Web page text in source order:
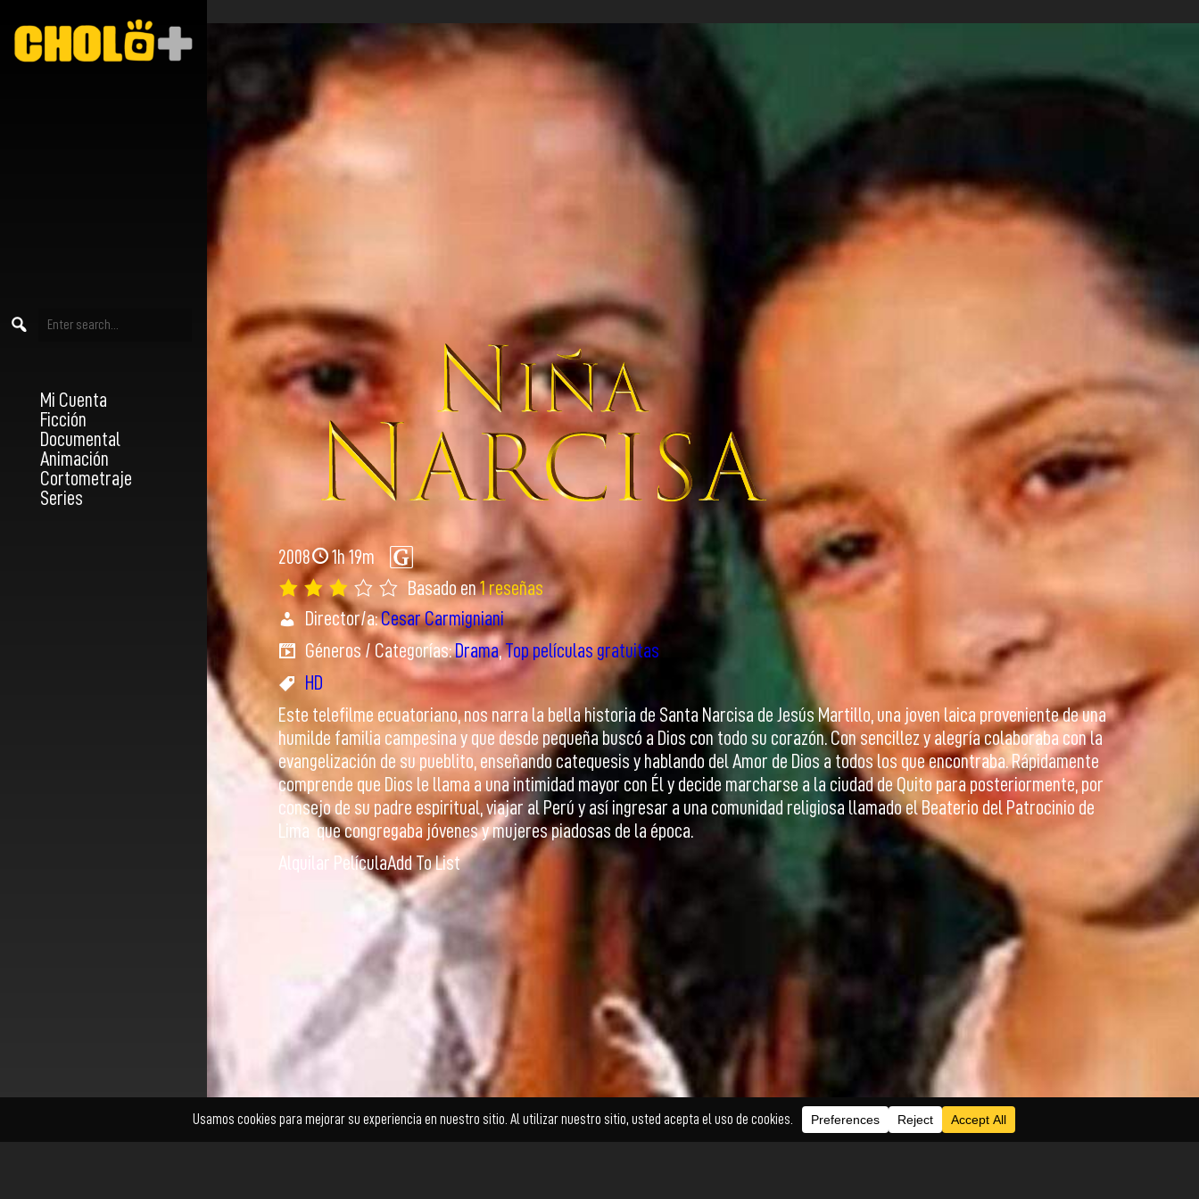
Mi Cuenta
Ficción
Documental
Animación
Cortometraje
Series
2008
1h 19m
Basado en1 reseñas
Director/a:Cesar Carmigniani
Géneros / Categorías:Drama,Top películas gratuitas
HD
Este telefilme ecuatoriano, nos narra la bella historia de Santa Narcisa de Jesús Martillo, una joven laica proveniente de una
humilde familia campesina y que desde pequeña buscó a Dios con todo su corazón. Con sencillez y alegría colaboraba con la
evangelización de su pueblito, enseñando catequesis y hablando del Amor de Dios a todos los que encontraba. Rápidamente
comprende que Dios le llama a una intimidad mayor con Él y decide marcharse a la ciudad de Quito para posteriormente, por
consejo de su padre espiritual, viajar al Perú y así ingresar a una comunidad religiosa llamado el Beaterio del Patrocinio de
Lima que congregaba jóvenes y mujeres piadosas de la época.
Alquilar PelículaAdd To List